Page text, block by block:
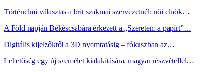
Történelmi választás a brit szakmai szervezetnél: női elnök…
A Föld napján Békéscsabára érkezett a „Szeretem a papírt”…
Digitális kijelzőktől a 3D nyomtatásig – fókuszban az…
Lehetőség egy új személet kialakítására: magyar részvétellel…